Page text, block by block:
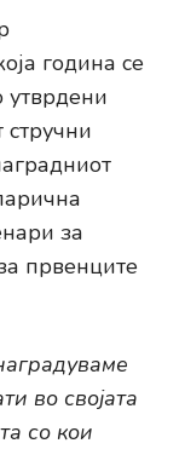
година се
утврдени
за
првенците
во својата
со кои